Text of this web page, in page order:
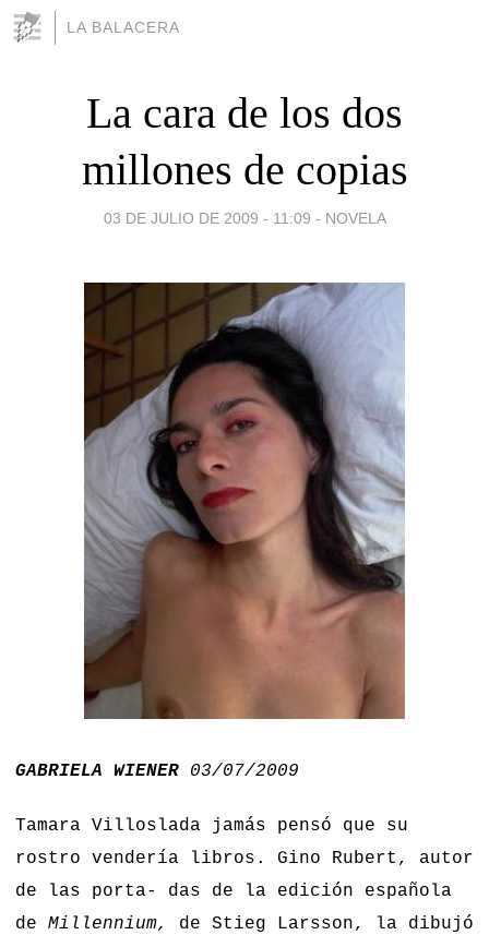
LA BALACERA
La cara de los dos
millones de copias
03 DE JULIO DE 2009 - 11:09 - NOVELA
GABRIELA WIENER 03/07/2009
Tamara Villoslada jamás pensó que su
rostro vendería libros. Gino Rubert, autor
de las porta- das de la edición española
de Millennium,
de Stieg Larsson, la dibujó